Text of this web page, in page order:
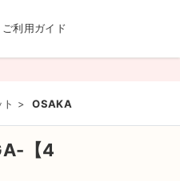
ご利用ガイド
> OSAKA GIGANTIC MUSIC
【4